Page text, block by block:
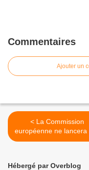
Commentaires
Ajouter un
< La Commission
européenne ne lancera
d'enquête sans les
Hébergé par Overblog